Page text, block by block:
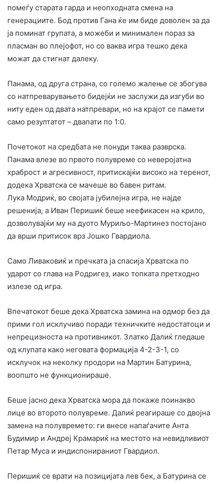
помеѓу старата гарда и неопходната смена на
генерациите. Бод против Гана ќе им биде доволен за да
ја поминат групата, а можеби и минимален пораз за
пласман во плејофот, но со ваква игра тешко дека
можат да стигнат далеку.
Панама, од друга страна, со големо жалење се збогува
со натпреварувањето бидејќи не заслужи да изгуби во
ниту еден од двата натпревари, но на крајот се памети
само резултатот – двапати по 1:0.
Почетокот на средбата не понуди таква разврска.
Панама влезе во првото полувреме со неверојатна
храброст и агресивност, притискајќи високо на теренот,
додека Хрватска се мачеше во бавен ритам.
Лука Модриќ, во својата јубилејна игра, не најде
решенија, а Иван Перишиќ беше неефикасен на крило,
дозволувајќи му на дуото Муриљо-Мартинез постојано
да врши притисок врз Јошко Гвардиола.
Само Ливаковиќ и пречката ја спасија Хрватска по
ударот со глава на Родригез, иако топката претходно
излезе од игра.
Впечатокот беше дека Хрватска замина на одмор без да
прими гол исклучиво поради техничките недостатоци и
непрецизноста на противникот. Златко Далиќ гледаше
од клупата како неговата формација 4-2-3-1, со
исклучок на неколку продори на Мартин Батурина,
воопшто не функционираше.
Беше јасно дека Хрватска мора да покаже поинакво
лице во второто полувреме. Далиќ реагираше со двојна
замена на полувремето: ги внесе напаѓачите Анта
Будимир и Андреј Крамариќ на местото на невидливиот
Петар Муса и индиспонираниот Гвардиол.
Перишиќ се врати на позицијата лев бек, а Батурина се